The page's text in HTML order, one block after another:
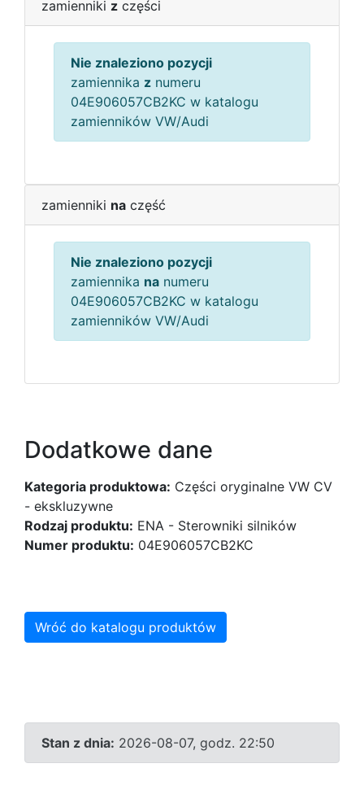
zamienniki z części
Nie znaleziono pozycji
zamiennika z numeru
04E906057CB2KC w katalogu
zamienników VW/Audi
zamienniki na część
Nie znaleziono pozycji
zamiennika na numeru
04E906057CB2KC w katalogu
zamienników VW/Audi
Dodatkowe dane
Kategoria produktowa: Części oryginalne VW CV
- ekskluzywne
Rodzaj produktu: ENA - Sterowniki silników
Numer produktu: 04E906057CB2KC
Wróć do katalogu produktów
Stan z dnia: 2026-08-07, godz. 22:50